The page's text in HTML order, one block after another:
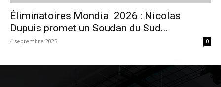
Éliminatoires Mondial 2026 : Nicolas
Dupuis promet un Soudan du Sud...
4 septembre 2025 0